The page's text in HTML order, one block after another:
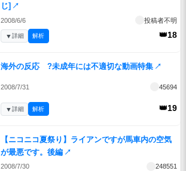
じ] ↗
2008/6/6 投稿者不明
👑18
▼詳細 解析
海外の反応 ?未成年には不適切な動画特集 ↗
2008/7/31 45694
👑19
▼詳細 解析
【ニコニコ夏祭り】ライアンですが馬車内の空気
が最悪です。後編 ↗
2008/7/30 248551